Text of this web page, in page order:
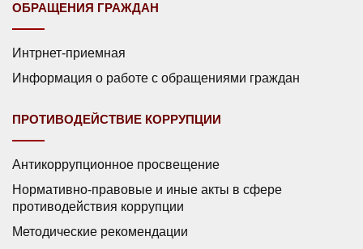
ОБРАЩЕНИЯ ГРАЖДАН
Интрнет-приемная
Информация о работе с обращениями граждан
ПРОТИВОДЕЙСТВИЕ КОРРУПЦИИ
Антикоррупционное просвещение
Нормативно-правовые и иные акты в сфере
противодействия коррупции
Методические рекомендации